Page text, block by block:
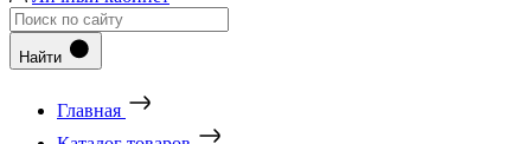
Найти
Главная